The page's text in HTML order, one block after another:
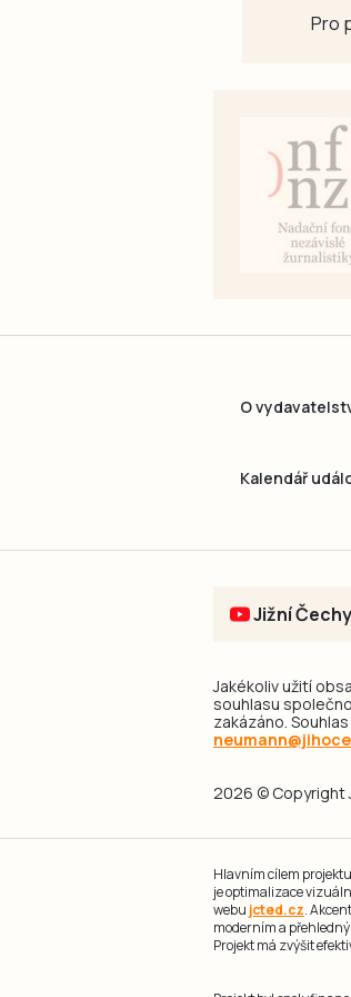
Pro
O
Kalendář
Jižní
Jakékoliv užití
souhlasu
zakázáno.
2026 © Copyright
Hlavním cílem
je optimalizace
webu jcted.cz.
moderním a
Projekt má zvýšit